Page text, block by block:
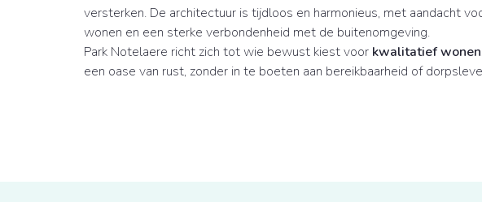
versterken. De architectuur is tijdloos en harmonieus, met aandacht
wonen en een sterke verbondenheid met de buitenomgeving.
Park Notelaere richt zich tot wie bewust kiest voor kwalitatief wonen
een oase van rust, zonder in te boeten aan bereikbaarheid of